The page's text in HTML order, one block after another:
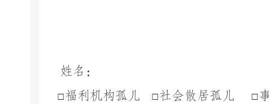
姓名：
□福利机构孤儿 □社会散居孤儿 □